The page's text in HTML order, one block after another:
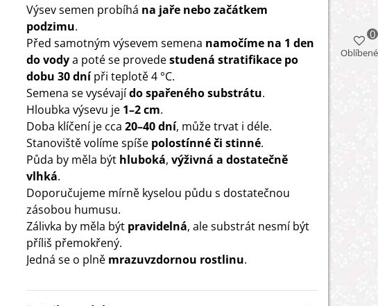
Výsev semen probíhá na jaře nebo začátkem
podzimu.
Před samotným výsevem semena namočíme na 1 den
do vodya poté se provedestudená stratifikace po
dobu 30 dnípři teplotě 4 °C.
Semena se vysévajído spařeného substrátu.
Hloubka výsevu je 1–2 cm.
Doba klíčení je cca 20–40 dní, může trvat i déle.
Stanoviště volíme spíše polostínné či stinné.
Půda by měla být hluboká, výživná a dostatečně
vlhká.
Doporučujeme mírně kyselou půdu s dostatečnou
zásobou humusu.
Zálivka by měla být pravidelná, ale substrát nesmí být
příliš přemokřený.
Jedná se o plně mrazuvzdornou rostlinu.
Oblíbené
0